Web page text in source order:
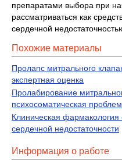
препаратами выбора при
рассматриваться как
сердечной
Похожие материалы
Пролапс митрального
экспертная оценка
Пролабирование
психосоматическая
Клиническая фармакология
сердечной недостаточности
Информация о работе